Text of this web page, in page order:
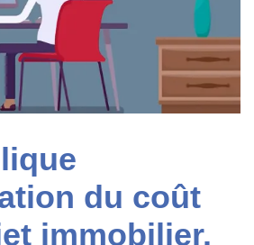
du coût
immobilier.